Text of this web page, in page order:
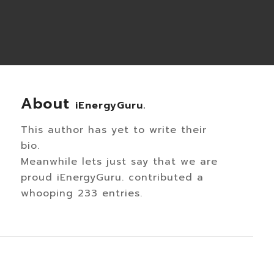
About iEnergyGuru.
This author has yet to write their
bio.
Meanwhile lets just say that we are
proud iEnergyGuru. contributed a
whooping 233 entries.